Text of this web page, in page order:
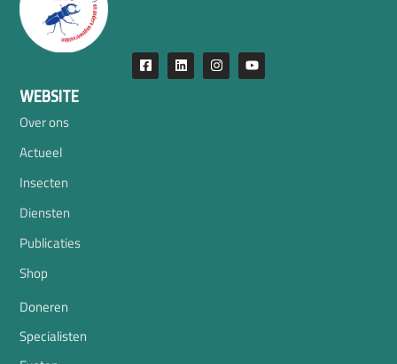
WEBSITE
Over ons
Actueel
Insecten
Diensten
Publicaties
Shop
Doneren
Specialisten